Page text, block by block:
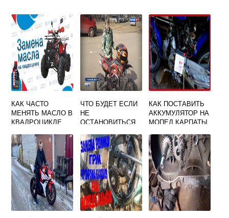
КАК ЧАСТО
МЕНЯТЬ МАСЛО В
КВАДРОЦИКЛЕ
ЧТО БУДЕТ ЕСЛИ
НЕ
ОСТАНОВИТЬСЯ
СОТРУДНИКА ДПС
НА СКУТЕРЕ
КАК ПОСТАВИТЬ
АККУМУЛЯТОР НА
МОПЕД КАРПАТЫ